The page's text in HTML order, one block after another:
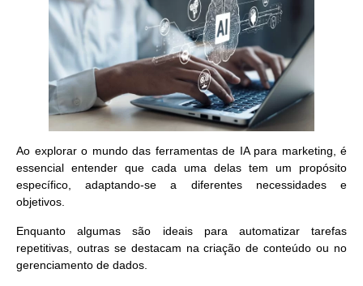
Ao explorar o mundo das ferramentas de IA para marketing, é
essencial entender que cada uma delas tem um propósito
específico, adaptando-se a diferentes necessidades e
objetivos.
Enquanto algumas são ideais para automatizar tarefas
repetitivas, outras se destacam na criação de conteúdo ou no
gerenciamento de dados.